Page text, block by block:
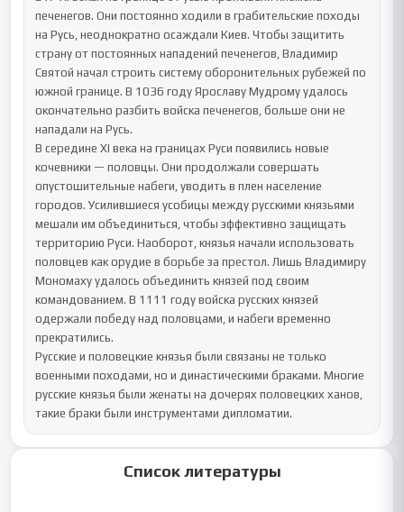
печенегов. Они постоянно ходили в грабительские походы
на Русь, неоднократно осаждали Киев. Чтобы защитить
страну от постоянных нападений печенегов, Владимир
Святой начал строить систему оборонительных рубежей по
южной границе. В 1036 году Ярославу Мудрому удалось
окончательно разбить войска печенегов, больше они не
нападали на Русь.
В середине XI века на границах Руси появились новые
кочевники — половцы. Они продолжали совершать
опустошительные набеги, уводить в плен население
городов. Усилившиеся усобицы между русскими князьями
мешали им объединиться, чтобы эффективно защищать
территорию Руси. Наоборот, князья начали использовать
половцев как орудие в борьбе за престол. Лишь Владимиру
Мономаху удалось объединить князей под своим
командованием. В 1111 году войска русских князей
одержали победу над половцами, и набеги временно
прекратились.
Русские и половецкие князья были связаны не только
военными походами, но и династическими браками. Многие
русские князья были женаты на дочерях половецких ханов,
такие браки были инструментами дипломатии.
Список литературы